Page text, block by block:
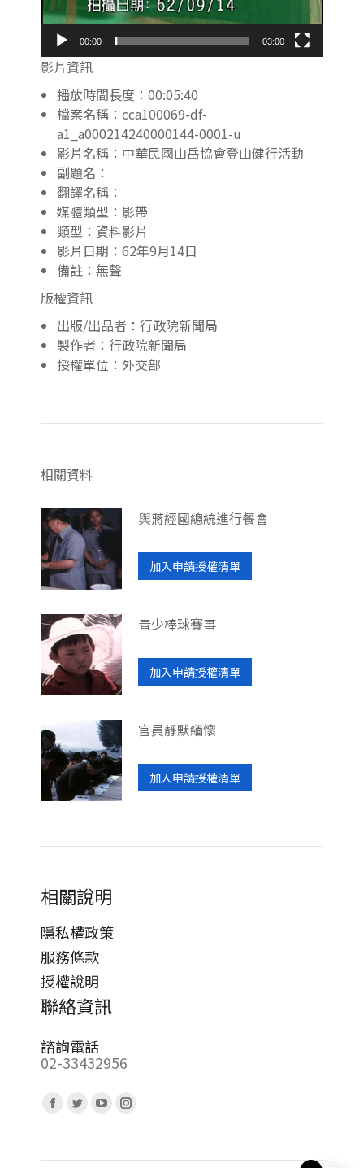
00:00 03:00
影片資訊
播放時間長度：00:05:40
檔案名稱：cca100069-df-
a1_a000214240000144-0001-u
影片名稱：中華民國山岳協會登山健行活動
副題名：
翻譯名稱：
媒體類型：影帶
類型：資料影片
影片日期：62年9月14日
備註：無聲
版權資訊
出版/出品者：行政院新聞局
製作者：行政院新聞局
授權單位：外交部
相關資料
與蔣經國總統進行餐會
加入申請授權清單
青少棒球賽事
加入申請授權清單
官員靜默緬懷
加入申請授權清單
相關說明
隱私權政策
服務條款
授權說明
聯絡資訊
諮詢電話
02-33432956
Facebook
opens
Twitter
opens
YouTube
opens
Instagram
opens